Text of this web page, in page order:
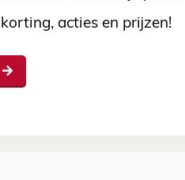
acties en prijzen!